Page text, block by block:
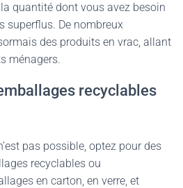
la quantité dont vous avez besoin
superflus. De nombreux
des produits en vrac, allant
ménagers.
recyclables
pas possible, optez pour des
recyclables ou
en carton, en verre, et